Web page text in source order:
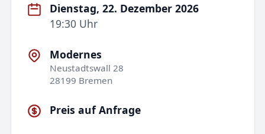
Dienstag, 22. Dezember 2026
19:30 Uhr
Modernes
Neustadtswall 28
28199 Bremen
Preis auf Anfrage